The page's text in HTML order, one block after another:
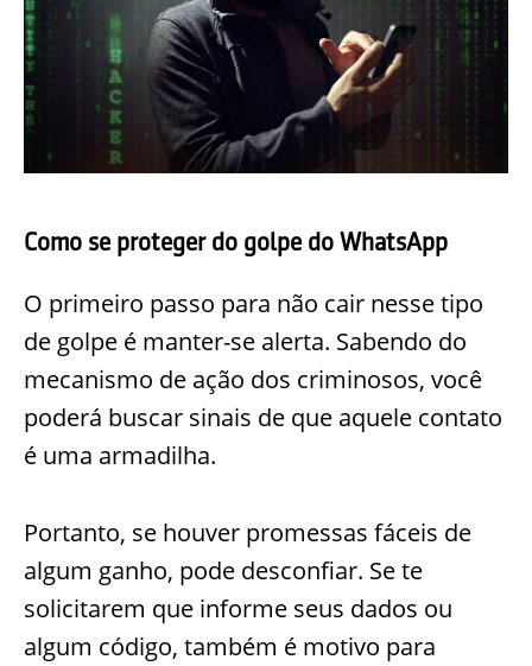
Como se proteger do golpe do WhatsApp
O primeiro passo para não cair nesse tipo
de golpe é manter-se alerta. Sabendo do
mecanismo de ação dos criminosos, você
poderá buscar sinais de que aquele contato
é uma armadilha.
Portanto, se houver promessas fáceis de
algum ganho, pode desconfiar. Se te
solicitarem que informe seus dados ou
algum código, também é motivo para